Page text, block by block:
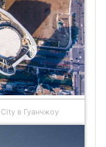
в Гуанчжоу